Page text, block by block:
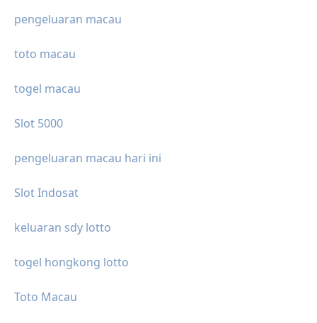
pengeluaran macau
toto macau
togel macau
Slot 5000
pengeluaran macau hari ini
Slot Indosat
keluaran sdy lotto
togel hongkong lotto
Toto Macau